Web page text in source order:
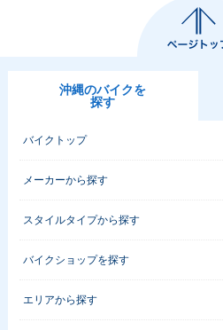
沖縄のバイクを
探す
バイクトップ
メーカーから探す
スタイルタイプから探す
バイクショップを探す
エリアから探す